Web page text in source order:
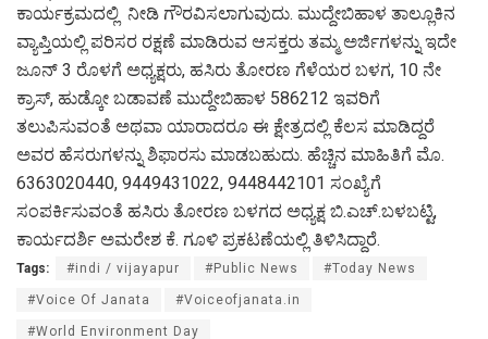
ಕಾರ್ಯಕ್ರಮದಲ್ಲಿ ನೀಡಿ ಗೌರವಿಸಲಾಗುವುದು. ಮುದ್ದೇಬಿಹಾಳ ತಾಲ್ಲೂಕಿನ
ವ್ಯಾಪ್ತಿಯಲ್ಲಿ ಪರಿಸರ ರಕ್ಷಣೆ ಮಾಡಿರುವ ಆಸಕ್ತರು ತಮ್ಮ ಅರ್ಜಿಗಳನ್ನು ಇದೇ
ಜೂನ್ 3 ರೊಳಗೆ ಅಧ್ಯಕ್ಷರು, ಹಸಿರು ತೋರಣ ಗೆಳೆಯರ ಬಳಗ, 10 ನೇ
ಕ್ರಾಸ್, ಹುಡ್ಕೋ ಬಡಾವಣೆ ಮುದ್ದೇಬಿಹಾಳ 586212 ಇವರಿಗೆ
ತಲುಪಿಸುವಂತೆ ಅಥವಾ ಯಾರಾದರೂ ಈ ಕ್ಷೇತ್ರದಲ್ಲಿ ಕೆಲಸ ಮಾಡಿದ್ದರೆ
ಅವರ ಹೆಸರುಗಳನ್ನು ಶಿಫಾರಸು ಮಾಡಬಹುದು. ಹೆಚ್ಚಿನ ಮಾಹಿತಿಗೆ ಮೊ.
6363020440, 9449431022, 9448442101 ಸಂಖ್ಯೆಗೆ
ಸಂಪರ್ಕಿಸುವಂತೆ ಹಸಿರು ತೋರಣ ಬಳಗದ ಅಧ್ಯಕ್ಷ ಬಿ.ಎಚ್.ಬಳಬಟ್ಟಿ,
ಕಾರ್ಯದರ್ಶಿ ಅಮರೇಶ ಕೆ. ಗೂಳಿ ಪ್ರಕಟಣೆಯಲ್ಲಿ ತಿಳಿಸಿದ್ದಾರೆ.
Tags: #indi / vijayapur #Public News #Today News
#Voice Of Janata #Voiceofjanata.in
#World Environment Day